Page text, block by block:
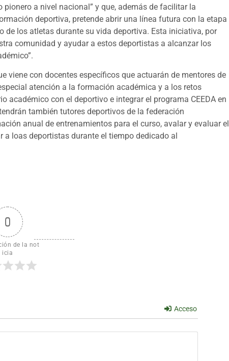
a nivel nacional” y que, además de facilitar la
deportiva, pretende abrir una línea futura con la etapa
los atletas durante su vida deportiva. Esta iniciativa, por
comunidad y ayudar a estos deportistas a alcanzar los
viene con docentes específicos que actuarán de mentores de
atención a la formación académica y a los retos
con el deportivo e integrar el programa CEEDA en
también tutores deportivos de la federación
anual de entrenamientos para el curso, avalar y evaluar el
loas deportistas durante el tiempo dedicado al
0
de la not
icia
Acceso